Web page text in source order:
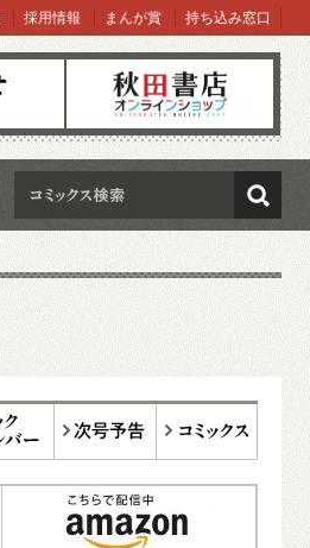
オンラインショップ
採用情報 まんが賞 持ち込み窓口
検索